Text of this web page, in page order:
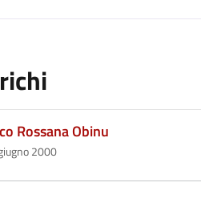
Rossana Obinu
2000